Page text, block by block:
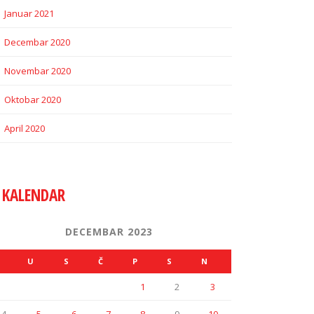
Januar 2021
Decembar 2020
Novembar 2020
Oktobar 2020
April 2020
KALENDAR
DECEMBAR 2023
U S Č P S N
1 2 3